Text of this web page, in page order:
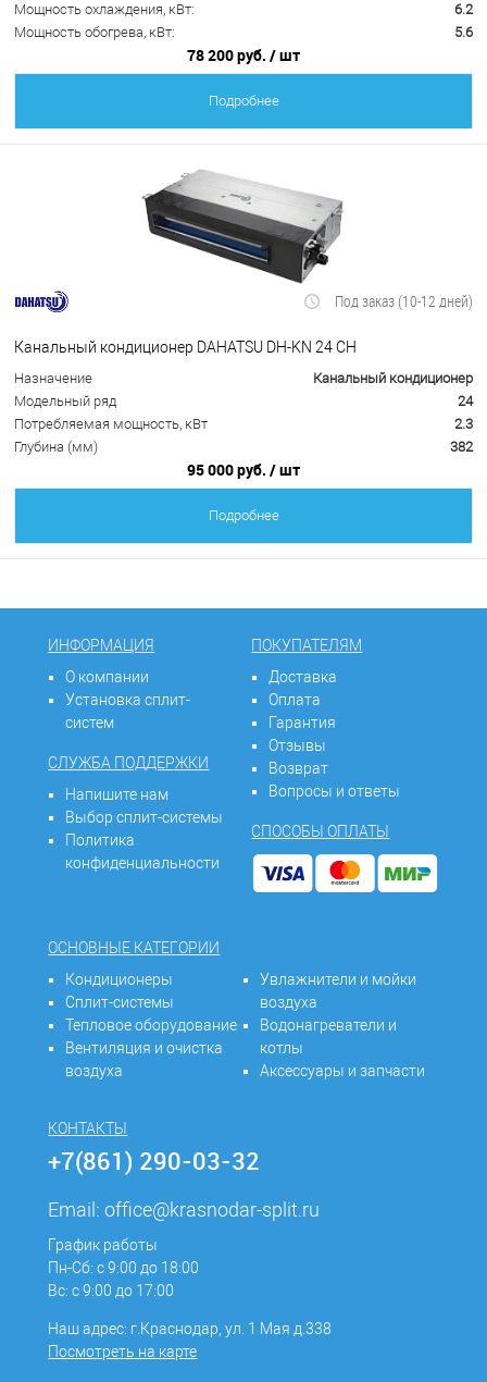
Мощность охлаждения, кВт:
6.2
Мощность обогрева, кВт:
5.6
78 200 руб. / шт
Подробнее
Под заказ (10-12 дней)
Канальный кондиционер DAHATSU DH-KN 24 CH
Назначение
Канальный кондиционер
Модельный ряд
24
Потребляемая мощность, кВт
2.3
Глубина (мм)
382
95 000 руб. / шт
Подробнее
ИНФОРМАЦИЯ
О компании
Установка сплит-
систем
СЛУЖБА ПОДДЕРЖКИ
Напишите нам
Выбор сплит-системы
Политика
конфиденциальности
ПОКУПАТЕЛЯМ
Доставка
Оплата
Гарантия
Отзывы
Возврат
Вопросы и ответы
СПОСОБЫ ОПЛАТЫ
ОСНОВНЫЕ КАТЕГОРИИ
Кондиционеры
Сплит-системы
Тепловое оборудование
Вентиляция и очистка
воздуха
Увлажнители и мойки
воздуха
Водонагреватели и
котлы
Аксессуары и запчасти
КОНТАКТЫ
+7(861) 290-03-32
Email:office@krasnodar-split.ru
График работы
Пн-Сб: с 9:00 до 18:00
Вс: с 9:00 до 17:00
Наш адрес: г.Краснодар, ул. 1 Мая д.338
Посмотреть на карте